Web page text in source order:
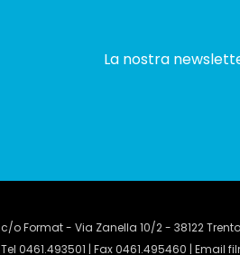
La nostra
c/o Format - Via Zanella 10/2 - 38122 Trento
Tel 0461.493501 | Fax 0461.495460 | Email